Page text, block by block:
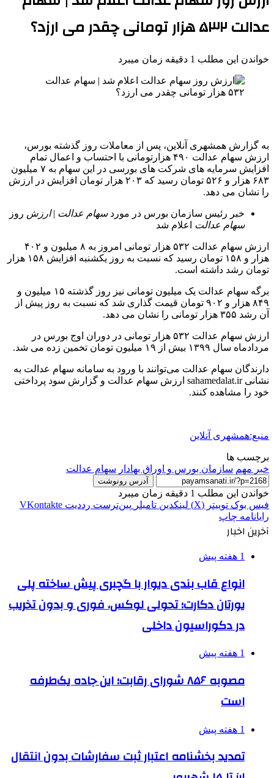
عدالت ۵۳۲ هزار تومانی چقدر می ارزد؟
خواندن این مطلب 1 دقیقه زمان میبرد
به گزارش همشهری آنلاین، پس از معاملات روز گذشته بورس،
ارزش سهام عدالت ۴۹۰ هزارتومانی با احتساب و اعمال تمام
افزایش سرمایه های شرکت های بورسی در این سهام به ۷ میلیون
۶۸۳ هزار و ۵۲۶ تومان رسید که ۲۰۳ هزار تومان افزایش در ارزش
را نشان می دهد.
خبر رئیس سازمان بورس در موردسهام عدالت |ارزش روز
سهام عدالت اعلام شد
ارزش سهام عدالت ۵۳۲ هزار تومانی امروز به ۸ میلیون و ۴۰۲
هزار و ۱۵۸ تومان رسید که نسبت به روز یکشنبه افزایش ۱۵۸ هزار
تومان رشد داشته است.
برگه سهام عدالت یک‌ میلیون تومانی نیز روز گذشته ۱۵ میلیون و
۸۴۹ هزار و ۹۰۲ تومان قیمت گذاری شد که نسبت به روز پیش از
آن رشد ۳۵۵ هزار تومانی را نشان می دهد.
ارزش سهام عدالت ۵۳۲ هزار تومانی در دوران اوج بورس در
مردادماه سال ۱۳۹۹ بیش از ۱۹ میلیون تومان تخمین زده می شد.
دارندگان سهام عدالت می‌توانند با ورود به سامانه سهام عدالت به
نشانی sahamedalat.ir ارزش سهام عدالت و گزارش سود پرداختی
خود را مشاهده کنند.
منبع:همشهری آنلاین
برچسب ها
خبر مهم سازمان بورس و اوراق بهادار سهام عدالت
آدرس رونوشت
خواندن این مطلب 1 دقیقه زمان میبرد
فیس بوک توییتر (X) لینکدین ‫تامبلر ‫پین‌ترست ‫رددیت ‫VKontakte
رایانامه چاپ
آخرین اخبار
1 هفته پیش
انواع قاب بندی دیوار با گچبری پیش ساخته پلی
یورتان دکارت؛ تحولی لوکس، فوری و بدون تخریب
در دکوراسیون داخلی
1 هفته پیش
مصوبه ۸۵۶ شورای رقابت؛ این جاده یک‌طرفه
است
1 هفته پیش
تمدید بخشنامه اعتبار ثبت سفارشات بدون انتقال